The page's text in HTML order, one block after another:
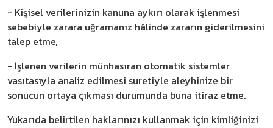
- Kişisel verilerinizin kanuna aykırı olarak işlenmesi
sebebiyle zarara uğramanız hâlinde zararın giderilmesini
talep etme,
- İşlenen verilerin münhasıran otomatik sistemler
vasıtasıyla analiz edilmesi suretiyle aleyhinize bir
sonucun ortaya çıkması durumunda buna itiraz etme.
Yukarıda belirtilen haklarınızı kullanmak için kimliğinizi